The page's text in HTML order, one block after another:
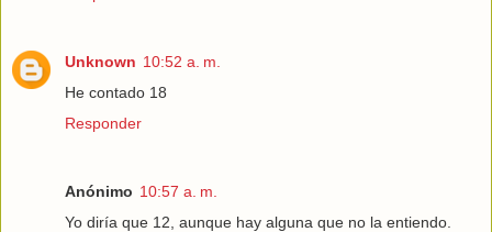
Unknown 10:52 a. m.
He contado 18
Responder
Anónimo 10:57 a. m.
Yo diría que 12, aunque hay alguna que no la entiendo.